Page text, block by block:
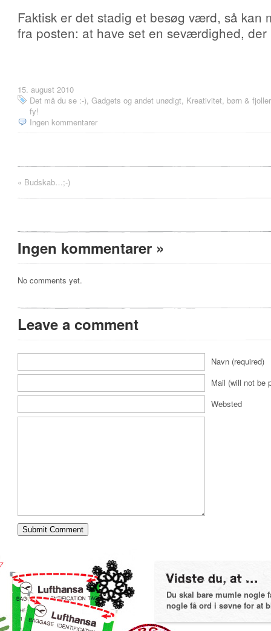
Faktisk er det stadig et besøg værd, så kan
fra posten: at have set en seværdighed, der
15. august 2010
Det må du se :-), Gadgets og andet unødigt, Kreativitet, børn &
fy!
Ingen kommentarer
« Budskab…;-)
Ingen kommentarer »
No comments yet.
Leave a comment
Navn (required)
Mail (will not be
Websted
Du skal bare mumle nogle
nogle få ord i søvne for at